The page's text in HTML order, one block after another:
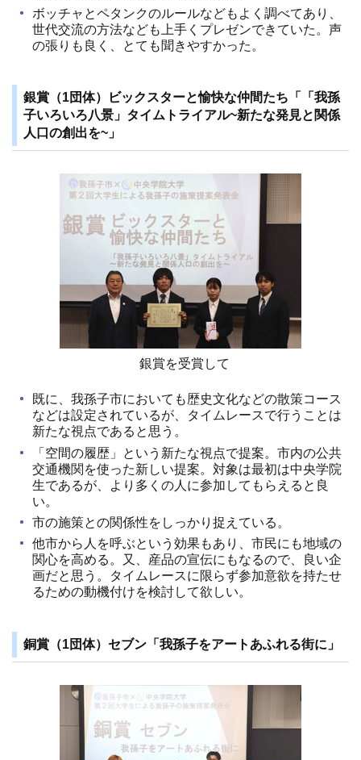
ボッチャとペタンクのルールなどもよく調べてあり、
世代交流の方法なども上手くプレゼンできていた。声
の張りも良く、とても聞きやすかった。
銀賞（1団体）ビックスターと愉快な仲間たち「「我孫
子いろいろ八景」タイムトライアル~新たな発見と関係
人口の創出を~」
銀賞を受賞して
既に、我孫子市においても歴史文化などの散策コース
などは設定されているが、タイムレースで行うことは
新たな視点であると思う。
「空間の履歴」という新たな視点で提案。市内の公共
交通機関を使った新しい提案。対象は最初は中央学院
生であるが、より多くの人に参加してもらえると良
い。
市の施策との関係性をしっかり捉えている。
他市から人を呼ぶという効果もあり、市民にも地域の
関心を高める。又、産品の宣伝にもなるので、良い企
画だと思う。タイムレースに限らず参加意欲を持たせ
るための動機付けを検討して欲しい。
銅賞（1団体）セブン「我孫子をアートあふれる街に」